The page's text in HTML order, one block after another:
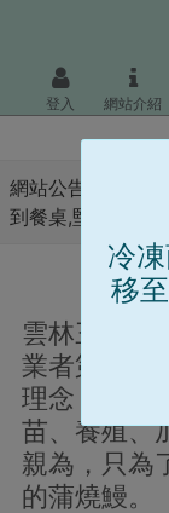
網站公告 :
雲林
到餐桌,堅持供應
登入 網站介紹
雲林三寶鰻
業者第三代
理念，堅持
苗、養殖、
親為，只為
的蒲燒鰻。
冷
移